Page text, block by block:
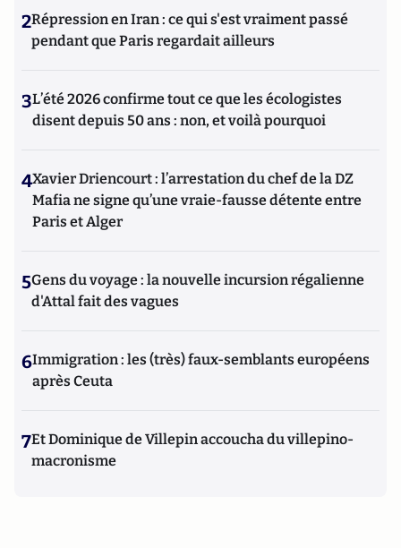
2Répression en Iran : ce qui s'est vraiment passé
pendant que Paris regardait ailleurs
3L’été 2026 confirme tout ce que les écologistes
disent depuis 50 ans : non, et voilà pourquoi
4Xavier Driencourt : l’arrestation du chef de la DZ
Mafia ne signe qu’une vraie-fausse détente entre
Paris et Alger
5Gens du voyage : la nouvelle incursion régalienne
d'Attal fait des vagues
6Immigration : les (très) faux-semblants européens
après Ceuta
7Et Dominique de Villepin accoucha du villepino-
macronisme